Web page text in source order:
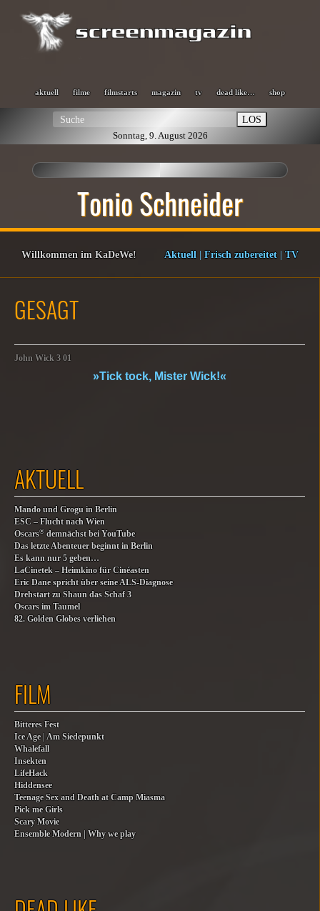
aktuell filme filmstarts magazin tv dead like… shop
LOS
Sonntag, 9. August 2026
Tonio Schneider
Willkommen im KaDeWe! Aktuell | Frisch zubereitet |TV
GESAGT
John Wick 3 01
»Tick tock, Mister Wick!«
AKTUELL
Mando und Grogu in Berlin
ESC – Flucht nach Wien
Oscars® demnächst bei YouTube
Das letzte Abenteuer beginnt in Berlin
Es kann nur 5 geben…
LaCinetek – Heimkino für Cinéasten
Eric Dane spricht über seine ALS-Diagnose
Drehstart zu Shaun das Schaf 3
Oscars im Taumel
82. Golden Globes verliehen
FILM
Bitteres Fest
Ice Age | Am Siedepunkt
Whalefall
Insekten
LifeHack
Hiddensee
Teenage Sex and Death at Camp Miasma
Pick me Girls
Scary Movie
Ensemble Modern | Why we play